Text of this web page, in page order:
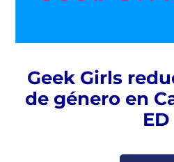
Geek Girls
de género en
ED